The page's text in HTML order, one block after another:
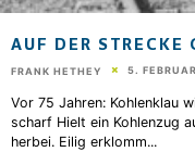
AUF DER STRECKE
FRANK HETHEY 5.
Vor 75 Jahren: Kohlenklau
scharf Hielt ein Kohlenzug
herbei. Eilig erklomm...